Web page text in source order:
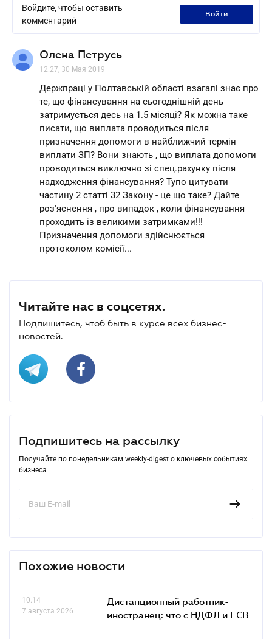
Войдите, чтобы оставить
комментарий
войти
Олена Петрусь
12.27, 30 Мая 2019
Держпраці у Полтавській області взагалі знає про
те, що фінансування на сьогоднішній день
затримується десь на 1.5 місяці? Як можна таке
писати, що виплата проводиться після
призначення допомоги в найближчий термін
виплати ЗП? Вони знають , що виплата допомоги
проводиться виключно зі спец.рахунку після
надходження фінансування? Тупо цитувати
частину 2 статті 32 Закону - це що таке? Дайте
роз'яснення , про випадок , коли фінансування
проходить із великими затримками!!!
Призначення допомоги здійснюється
протоколом комісії...
Читайте нас в соцсетях.
Подпишитесь, чтоб быть в курсе всех бизнес-
новостей.
Подпишитесь на рассылку
Получайте по понедельникам weekly-digest о ключевых событиях
бизнеса
Похожие новости
10.14
7 августа 2026
Дистанционный работник-
иностранец: что с НДФЛ и ЕСВ